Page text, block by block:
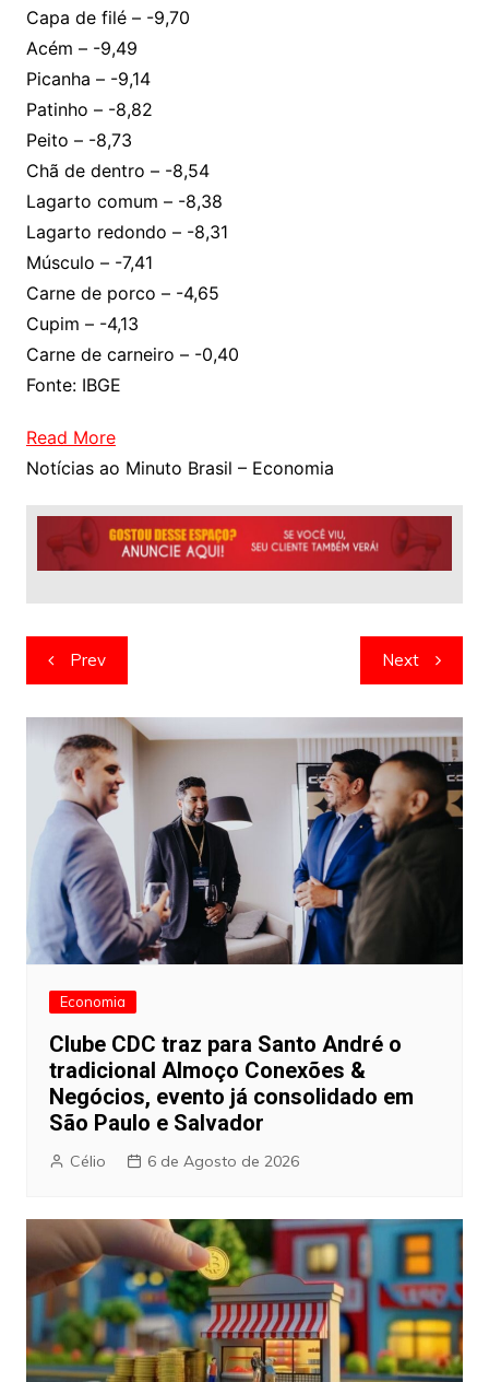
Capa de filé – -9,70
Acém – -9,49
Picanha – -9,14
Patinho – -8,82
Peito – -8,73
Chã de dentro – -8,54
Lagarto comum – -8,38
Lagarto redondo – -8,31
Músculo – -7,41
Carne de porco – -4,65
Cupim – -4,13
Carne de carneiro – -0,40
Fonte: IBGE
Read More
Notícias ao Minuto Brasil – Economia
Navegação
de
artigos
Prev Next
Economia
Clube CDC traz para Santo André o
tradicional Almoço Conexões &
Negócios, evento já consolidado em
São Paulo e Salvador
Célio 6 de Agosto de 2026